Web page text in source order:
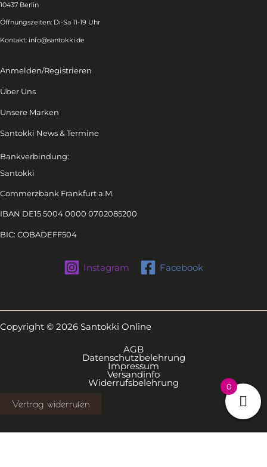
10437 Berlin
Öffnungszeiten: Di-Sa 11-19 Uhr
Kontakt: info@santokki.de
Anmelden/Registrieren
Über Uns
Unsere Marken
Santokki News & Termine
Bankverbindung:
Santokki
Commerzbank Frankfurt a.M.
IBAN DE15 5004 0000 0702085200
BIC: COBADEFF504
Instagram Facebook
Copyright © 2026 Santokki Online
AGB
Datenschutzbelehrung
Impressum
Versandinfo
Widerrufsbelehrung
Vertrag widerrufen
0